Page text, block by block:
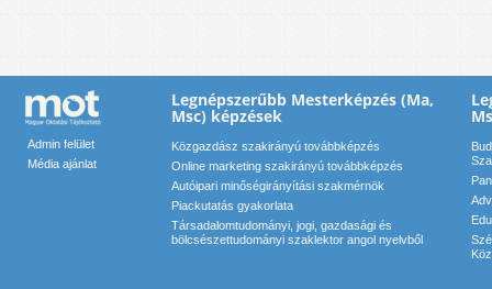
Admin felület
Média ajánlat
Legnépszerűbb Mesterképzés (Ma,
Msc) képzések
Közgazdász szakirányú továbbképzés
Online marketing szakirányú továbbképzés
Autóipari minőségirányítási szakmérnök
Piackutatás gyakorlata
Társadalomtudományi, jogi, gazdasági és
bölcsészettudományi szaklektor angol nyelvből